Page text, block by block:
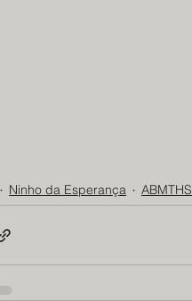
Ninho da Esperança ABMTHS